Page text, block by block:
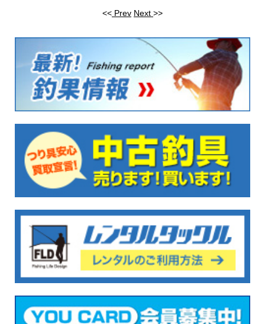
<< Prev Next >>